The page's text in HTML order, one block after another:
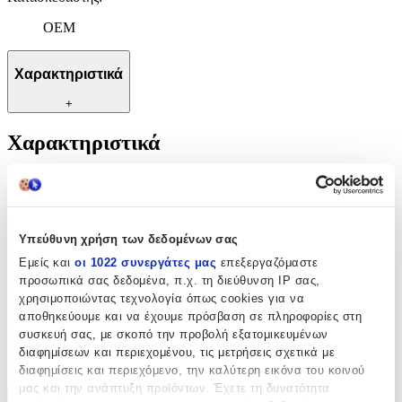
Υπεύθυνη χρήση των δεδομένων σας
Εμείς και οι 1022 συνεργάτες μας επεξεργαζόμαστε
προσωπικά σας δεδομένα, π.χ. τη διεύθυνση IP σας,
χρησιμοποιώντας τεχνολογία όπως cookies για να
αποθηκεύουμε και να έχουμε πρόσβαση σε πληροφορίες στη
συσκευή σας, με σκοπό την προβολή εξατομικευμένων
διαφημίσεων και περιεχομένου, τις μετρήσεις σχετικά με
διαφημίσεις και περιεχόμενο, την καλύτερη εικόνα του κοινού
μας και την ανάπτυξη προϊόντων. Έχετε τη δυνατότητα
OEM
Χαρακτηριστικά
+
Χαρακτηριστικά
Τύπος
Μπρελόκ
Κατασκευαστής:
OEM
Αξιολογήσεις
Προς το παρόν δεν υπάρχουν άλλες αξιολογήσεις. Όταν
προστεθούν, θα εμφανιστούν εδώ.